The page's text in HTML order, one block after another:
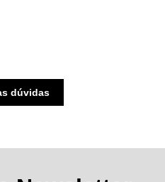
dúvidas